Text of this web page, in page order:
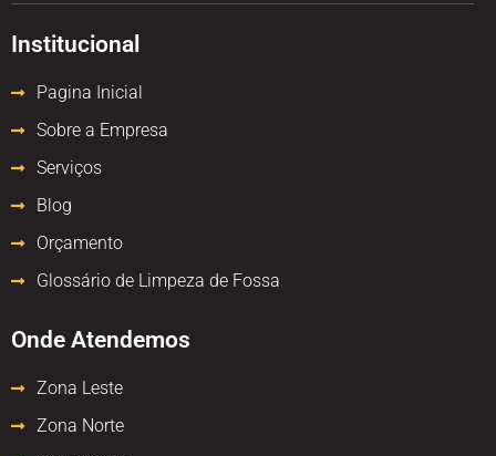
Institucional
Pagina Inicial
Sobre a Empresa
Serviços
Blog
Orçamento
Glossário de Limpeza de Fossa
Onde Atendemos
Zona Leste
Zona Norte